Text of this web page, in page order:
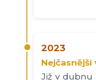
2023
Již v dubnu